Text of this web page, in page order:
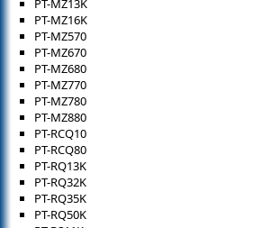
PT-MZ13K
PT-MZ16K
PT-MZ570
PT-MZ670
PT-MZ680
PT-MZ770
PT-MZ780
PT-MZ880
PT-RCQ10
PT-RCQ80
PT-RQ13K
PT-RQ32K
PT-RQ35K
PT-RQ50K